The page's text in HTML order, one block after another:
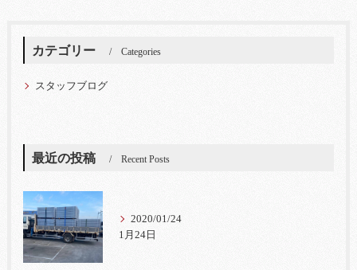
カテゴリー Categories
スタッフブログ
最近の投稿 Recent Posts
2020/01/24
1月24日